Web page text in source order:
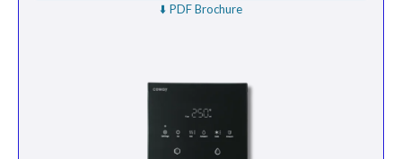
⬇️ PDF Brochure